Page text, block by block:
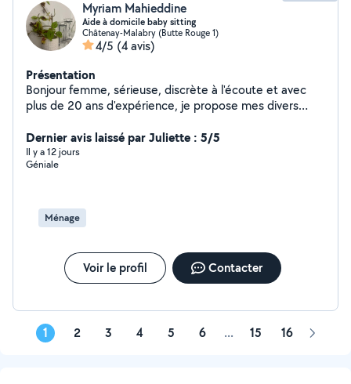
Myriam Mahieddine
Aide à domicile baby sitting
Châtenay-Malabry (Butte Rouge 1)
4/5 (4 avis)
Présentation
Bonjour femme, sérieuse, discrète à l'écoute et avec
plus de 20 ans d'expérience, je propose mes divers
n'hésitez pas à prendre contact avec moi je suis flexible
Dernier avis laissé par Juliette : 5/5
Il y a 12 jours
Géniale
Ménage
Voir le profil Contacter
1 2 3 4 5 6 ... 15 16 Page